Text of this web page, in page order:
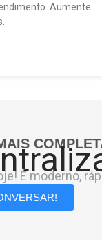
Aumente
É moderno,